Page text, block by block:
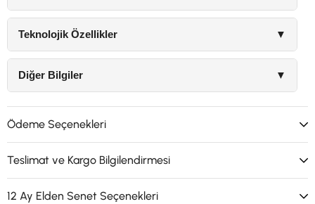
Teknolojik Özellikler ▼
Diğer Bilgiler ▼
Ödeme Seçenekleri
Teslimat ve Kargo Bilgilendirmesi
12 Ay Elden Senet Seçenekleri